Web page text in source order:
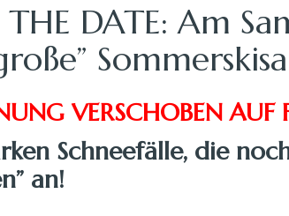
THE DATE: Am
VERSCHOBEN
Schneefälle, die
an!